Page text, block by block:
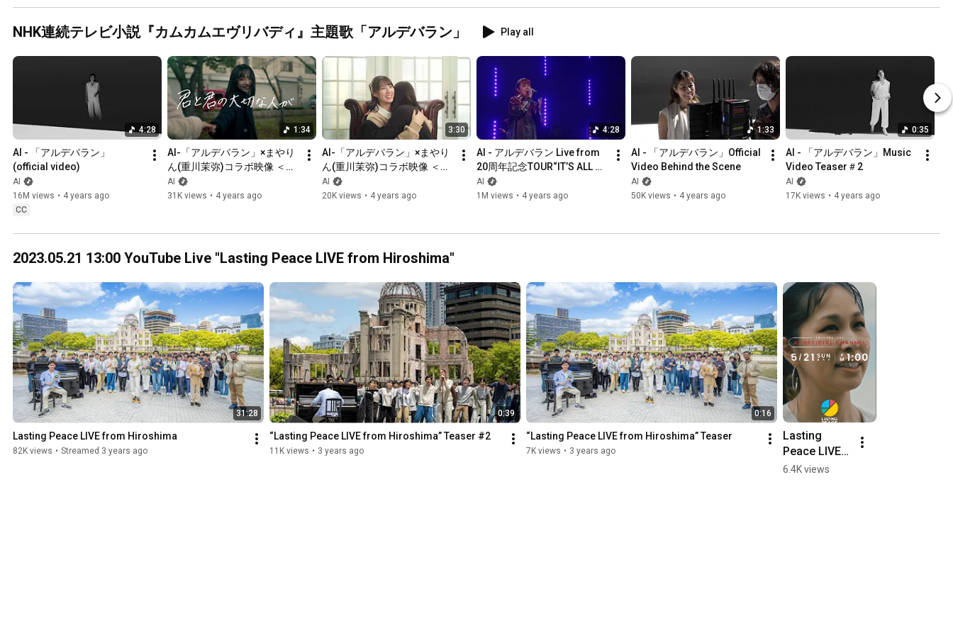
NHK連続テレビ小説『カムカムエヴリバディ』主題歌「アルデバラン」 Play all
4:28
AI - 「アルデバラン」
(official video)
AI
16M views • 4 years ago
CC
1:34
AI-「アルデバラン」×まやり
ん(重川茉弥)コラボ映像 ＜
MV編＞
AI
31K views • 4 years ago
3:30
AI-「アルデバラン」×まやり
ん(重川茉弥)コラボ映像 ＜イ
ンタビュー編＞
AI
20K views • 4 years ago
4:28
AI - アルデバラン Live from
20周年記念TOUR“IT’S ALL
ME” FINAL ～AI Birthday
Special～
AI
1M views • 4 years ago
1:33
AI - 「アルデバラン」Official
Video Behind the Scene
AI
50K views • 4 years ago
0:35
AI - 「アルデバラン」Music
Video Teaser＃2
AI
17K views • 4 years ago
2023.05.21 13:00 YouTube Live "Lasting Peace LIVE from Hiroshima"
31:28
Lasting Peace LIVE from Hiroshima
82K views • Streamed 3 years ago
0:39
“Lasting Peace LIVE from Hiroshima” Teaser #2
11K views • 3 years ago
0:16
“Lasting Peace LIVE from Hiroshima” Teaser
7K views • 3 years ago
Lasting
Peace LIVE
from
6.4K views